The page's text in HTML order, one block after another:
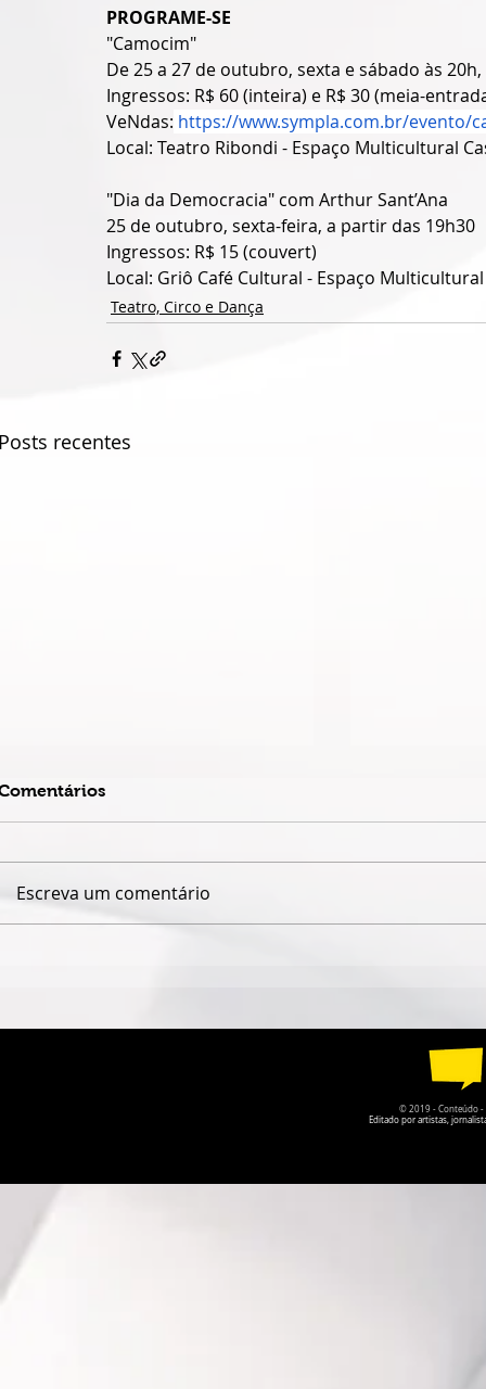
PROGRAME-SE
"Camocim"
De 25 a 27 de outubro, sexta e sábado às
Ingressos: R$ 60 (inteira) e R$ 30 (meia-
VeNdas: https://www.sympla.com.br/evento/
Local: Teatro Ribondi - Espaço Multicultural
"Dia da Democracia" com Arthur Sant’Ana
25 de outubro, sexta-feira, a partir das 19h30
Ingressos: R$ 15 (couvert)
Local: Griô Café Cultural - Espaço
Teatro, Circo e Dança
recentes
AGOSTO
O
Escreva um comentário
© 2019 - Conteúdo -
Editado por artistas,